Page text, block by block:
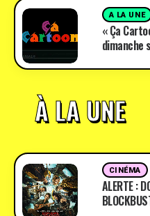
A LA UNE
« Ça
dimanche
À LA UNE
CINÉMA
ALERTE :